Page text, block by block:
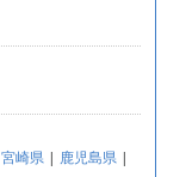
宮崎県 | 鹿児島県 |